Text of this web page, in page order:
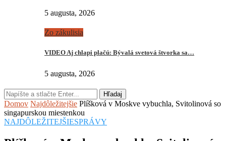
5 augusta, 2026
Zo zákulisia
VIDEO Aj chlapi plačú: Bývalá svetová štvorka sa…
5 augusta, 2026
Hľadaj
Domov Najdôležitejšie Plíšková v Moskve vybuchla, Svitolinová so
singapurskou miestenkou
NAJDÔLEŽITEJŠIESPRÁVY